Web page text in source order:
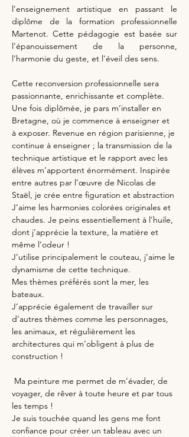
l’enseignement artistique en passant le
diplôme de la formation professionnelle
Martenot. Cette pédagogie est basée sur
l’épanouissement de la personne,
l’harmonie du geste, et l’éveil des sens.
Cette reconversion professionnelle sera
passionnante, enrichissante et complète.
Une fois diplômée, je pars m’installer en
Bretagne, où je commence à enseigner et
à exposer. Revenue en région parisienne, je
continue à enseigner ; la transmission de la
technique artistique et le rapport avec les
élèves m’apportent énormément. Inspirée
entre autres par l’œuvre de Nicolas de
Staël, je crée entre figuration et abstraction
J’aime les harmonies colorées originales et
chaudes. Je peins essentiellement à l’huile,
dont j’apprécie la texture, la matière et
même l’odeur !
J’utilise principalement le couteau, j’aime le
dynamisme de cette technique.
Mes thèmes préférés sont la mer, les
bateaux.
J’apprécie également de travailler sur
d’autres thèmes comme les personnages,
les animaux, et régulièrement les
architectures qui m’obligent à plus de
construction !
Ma peinture me permet de m’évader, de
voyager, de rêver à toute heure et par tous
les temps !
Je suis touchée quand les gens me font
confiance pour créer un tableau avec un